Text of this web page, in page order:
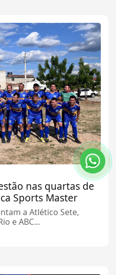
nas quartas de
Sports Master
a Atlético Sete,
e ABC...